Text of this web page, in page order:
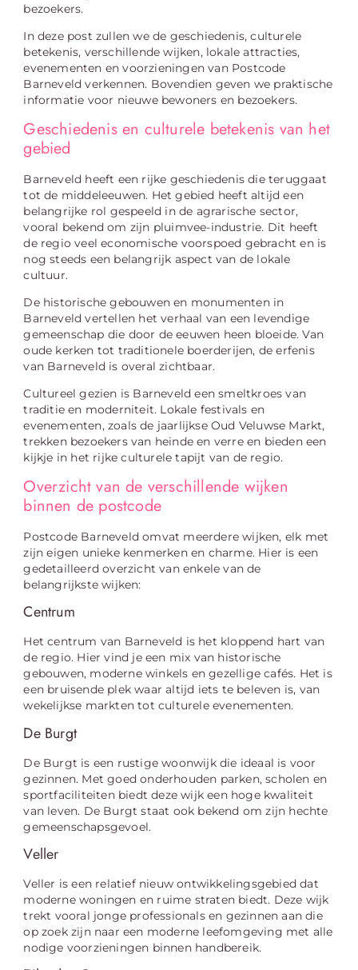
bezoekers.
In deze post zullen we de geschiedenis, culturele
betekenis, verschillende wijken, lokale attracties,
evenementen en voorzieningen van Postcode
Barneveld verkennen. Bovendien geven we praktische
informatie voor nieuwe bewoners en bezoekers.
Geschiedenis en culturele betekenis van het
gebied
Barneveld heeft een rijke geschiedenis die teruggaat
tot de middeleeuwen. Het gebied heeft altijd een
belangrijke rol gespeeld in de agrarische sector,
vooral bekend om zijn pluimvee-industrie. Dit heeft
de regio veel economische voorspoed gebracht en is
nog steeds een belangrijk aspect van de lokale
cultuur.
De historische gebouwen en monumenten in
Barneveld vertellen het verhaal van een levendige
gemeenschap die door de eeuwen heen bloeide. Van
oude kerken tot traditionele boerderijen, de erfenis
van Barneveld is overal zichtbaar.
Cultureel gezien is Barneveld een smeltkroes van
traditie en moderniteit. Lokale festivals en
evenementen, zoals de jaarlijkse Oud Veluwse Markt,
trekken bezoekers van heinde en verre en bieden een
kijkje in het rijke culturele tapijt van de regio.
Overzicht van de verschillende wijken
binnen de postcode
Postcode Barneveld omvat meerdere wijken, elk met
zijn eigen unieke kenmerken en charme. Hier is een
gedetailleerd overzicht van enkele van de
belangrijkste wijken:
Centrum
Het centrum van Barneveld is het kloppend hart van
de regio. Hier vind je een mix van historische
gebouwen, moderne winkels en gezellige cafés. Het is
een bruisende plek waar altijd iets te beleven is, van
wekelijkse markten tot culturele evenementen.
De Burgt
De Burgt is een rustige woonwijk die ideaal is voor
gezinnen. Met goed onderhouden parken, scholen en
sportfaciliteiten biedt deze wijk een hoge kwaliteit
van leven. De Burgt staat ook bekend om zijn hechte
gemeenschapsgevoel.
Veller
Veller is een relatief nieuw ontwikkelingsgebied dat
moderne woningen en ruime straten biedt. Deze wijk
trekt vooral jonge professionals en gezinnen aan die
op zoek zijn naar een moderne leefomgeving met alle
nodige voorzieningen binnen handbereik.